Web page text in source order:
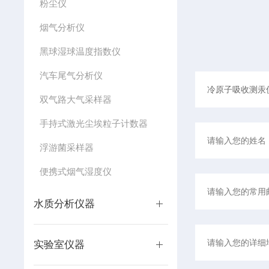
粉尘仪
烟气分析仪
黑球湿球温度指数仪
汽车尾气分析仪
双气路大气采样器
手持式激光尘埃粒子计数器
浮游菌采样器
便携式烟气湿度仪
水质分析仪器
实验室仪器